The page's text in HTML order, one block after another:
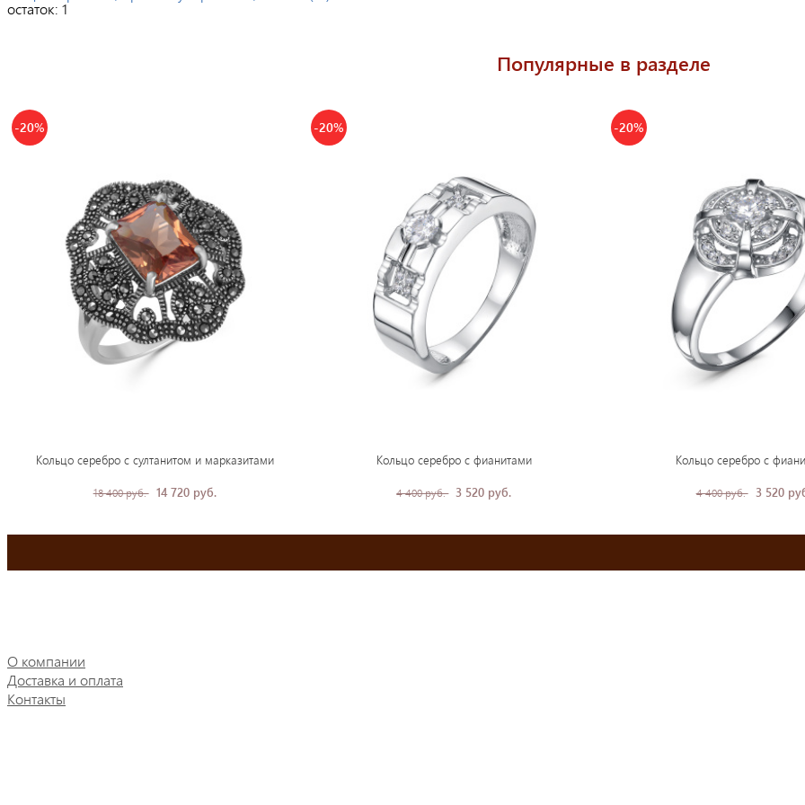
остаток: 1
Популярные в разделе
-20%
Кольцо серебро с султанитом и марказитами
18 400 руб. 14 720 руб.
-20%
Кольцо серебро с фианитами
4 400 руб. 3 520 руб.
-20%
Кольцо серебро с
4 400 руб. 3 520
О компании
Доставка и оплата
Контакты